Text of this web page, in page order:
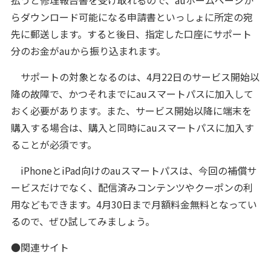
らダウンロード可能になる申請書といっしょに所定の宛
先に郵送します。すると後日、指定した口座にサポート
分のお金がauから振り込まれます。
サポートの対象となるのは、4月22日のサービス開始以
降の故障で、かつそれまでにauスマートパスに加入して
おく必要があります。また、サービス開始以降に端末を
購入する場合は、購入と同時にauスマートパスに加入す
ることが必須です。
iPhoneとiPad向けのauスマートパスは、今回の補償サ
ービスだけでなく、配信済みコンテンツやクーポンの利
用などもできます。4月30日まで月額料金無料となってい
るので、ぜひ試してみましょう。
●関連サイト